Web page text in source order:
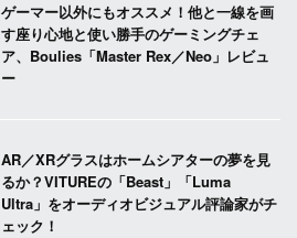
ゲーマー以外にもオススメ！他と一線を画
す座り心地と使い勝手のゲーミングチェ
ア、Boulies「Master Rex／Neo」レビュ
ー
AR／XRグラスはホームシアターの夢を見
るか？VITUREの「Beast」「Luma
Ultra」をオーディオビジュアル評論家がチ
ェック！